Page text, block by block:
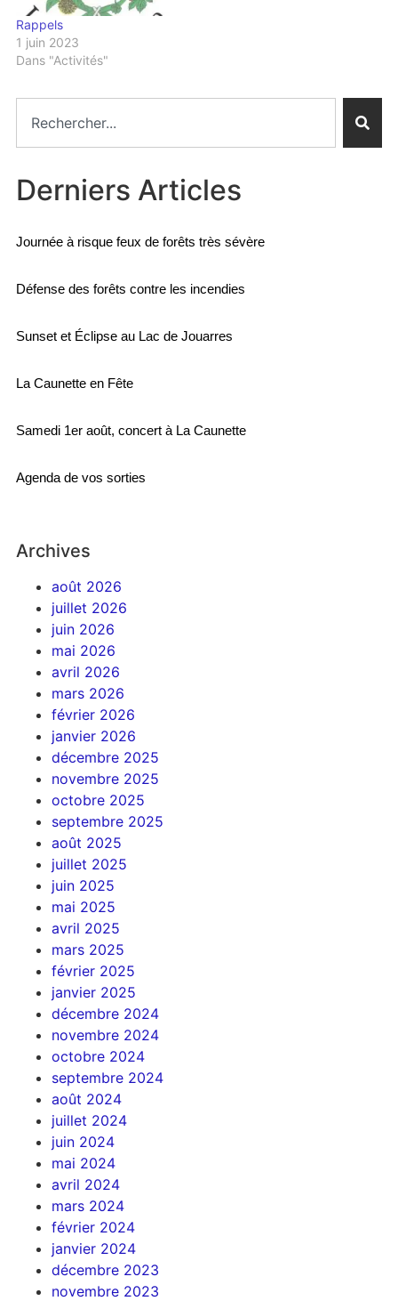
Rappels
1 juin 2023
Dans "Activités"
Derniers Articles
Journée à risque feux de forêts très sévère
Défense des forêts contre les incendies
Sunset et Éclipse au Lac de Jouarres
La Caunette en Fête
Samedi 1er août, concert à La Caunette
Agenda de vos sorties
Archives
août 2026
juillet 2026
juin 2026
mai 2026
avril 2026
mars 2026
février 2026
janvier 2026
décembre 2025
novembre 2025
octobre 2025
septembre 2025
août 2025
juillet 2025
juin 2025
mai 2025
avril 2025
mars 2025
février 2025
janvier 2025
décembre 2024
novembre 2024
octobre 2024
septembre 2024
août 2024
juillet 2024
juin 2024
mai 2024
avril 2024
mars 2024
février 2024
janvier 2024
décembre 2023
novembre 2023